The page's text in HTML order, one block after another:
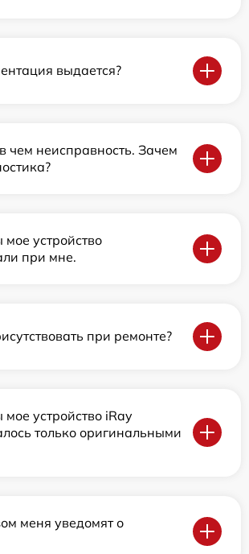
выдается?
чем неисправность. Зачем
мое устройство
при мне.
при ремонте?
мое устройство iRay
только оригинальными
меня уведомят о